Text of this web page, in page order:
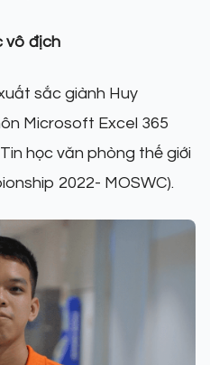
vô địch
sắc giành Huy
Microsoft Excel 365
học văn phòng thế giới
2022- MOSWC).